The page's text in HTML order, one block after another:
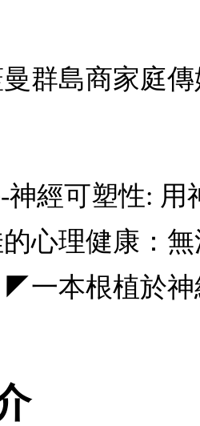
群島商家庭
神經可塑性:
心理健康：
一本根植於神